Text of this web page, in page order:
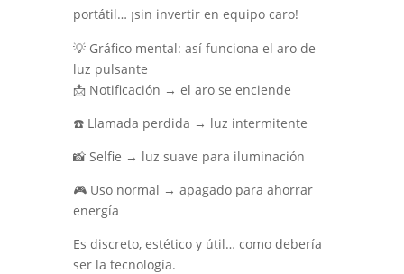
portátil… ¡sin invertir en equipo caro!
💡 Gráfico mental: así funciona el aro de
luz pulsante
📩 Notificación → el aro se enciende
☎️ Llamada perdida → luz intermitente
📸 Selfie → luz suave para iluminación
🎮 Uso normal → apagado para ahorrar
energía
Es discreto, estético y útil… como debería
ser la tecnología.